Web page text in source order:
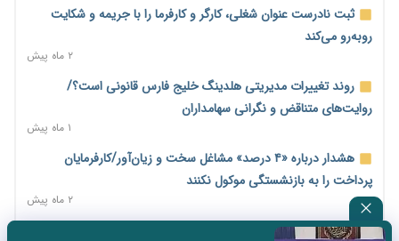
افزایش کالابرگ در دستور کار دولت/ تصمیم‌گیری درباره قیمت و
سهمیه بنزین همچنان در انتظار تأمین منابع و جمع‌بندی نهایی
۱ روز پیش
اجاره‌بها از سقف قانونی عبور کرد؛ مجلس خواستار برخورد جدی با
متخلفان شد
۱ روز پیش
نرخ سود بانکی در دوراهی تورم و رکود؛ بورس در انتظار تصمیم
سیاست‌گذار
۱ روز پیش
صادرات مرغ مازاد هنوز آغاز نشده است؛ چالش قیمت و
ثبت نادرست عنوان شغلی، کارگر و کارفرما را با جریمه و شکایت
روبه‌رو می‌کند
۲ ماه پیش
روند تغییرات مدیریتی هلدینگ خلیج فارس قانونی است؟/
روایت‌های متناقض و نگرانی سهامداران
۱ ماه پیش
هشدار درباره «۴ درصد» مشاغل سخت و زیان‌آور/کارفرمایان
پرداخت را به بازنشستگی موکول نکنند
۲ ماه پیش